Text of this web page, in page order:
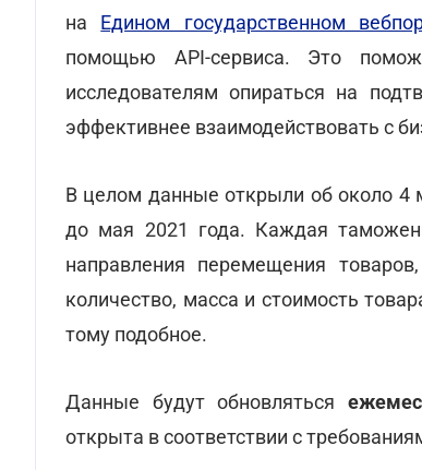
на Едином государственном
помощью API-сервиса. Это
исследователям опираться на
эффективнее взаимодействовать с
В целом данные открыли об около 4
до мая 2021 года. Каждая
направления перемещения
количество, масса и стоимость
тому подобное.
Данные будут обновляться
открыта в соответствии с